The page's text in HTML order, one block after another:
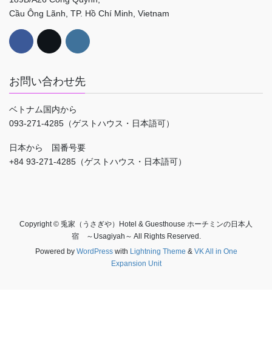
Cầu Ông Lãnh, TP. Hồ Chí Minh, Vietnam
お問い合わせ先
ベトナム国内から
093-271-4285（ゲストハウス・日本語可）
日本から 国番号要
+84 93-271-4285（ゲストハウス・日本語可）
Copyright © 兎家（うさぎや）Hotel & Guesthouse ホーチミンの日本人
宿 ～Usagiyah～ All Rights Reserved.
Powered by WordPresswith Lightning Theme & VK All in One
Expansion Unit